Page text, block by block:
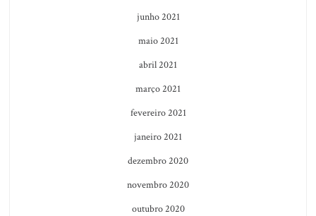
junho 2021
maio 2021
abril 2021
março 2021
fevereiro 2021
janeiro 2021
dezembro 2020
novembro 2020
outubro 2020